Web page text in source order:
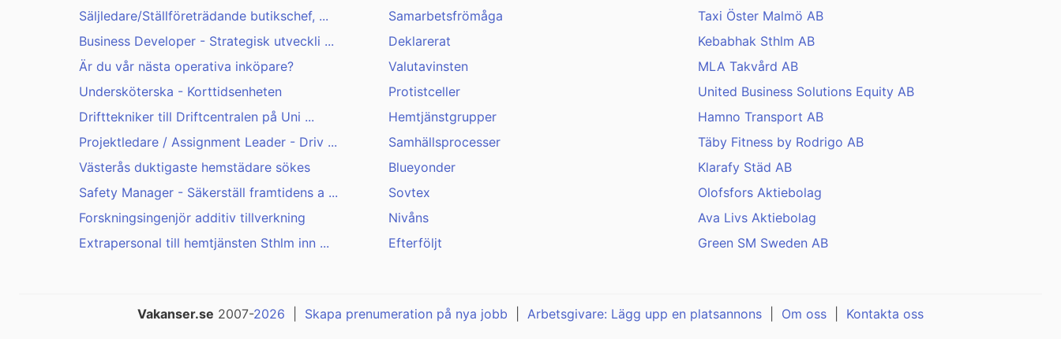
Säljledare/Ställföreträdande butikschef, ...
Business Developer - Strategisk utveckli ...
Är du vår nästa operativa inköpare?
Undersköterska - Korttidsenheten
Drifttekniker till Driftcentralen på Uni ...
Projektledare / Assignment Leader - Driv ...
Västerås duktigaste hemstädare sökes
Safety Manager - Säkerställ framtidens a ...
Forskningsingenjör additiv tillverkning
Extrapersonal till hemtjänsten Sthlm inn ...
Samarbetsfrömåga
Deklarerat
Valutavinsten
Protistceller
Hemtjänstgrupper
Samhällsprocesser
Blueyonder
Sovtex
Nivåns
Efterföljt
Taxi Öster Malmö AB
Kebabhak Sthlm AB
MLA Takvård AB
United Business Solutions Equity AB
Hamno Transport AB
Täby Fitness by Rodrigo AB
Klarafy Städ AB
Olofsfors Aktiebolag
Ava Livs Aktiebolag
Green SM Sweden AB
Vakanser.se 2007-2026 Skapa prenumeration på nya jobb Arbetsgivare: Lägg upp en platsannons Om oss Kontakta oss